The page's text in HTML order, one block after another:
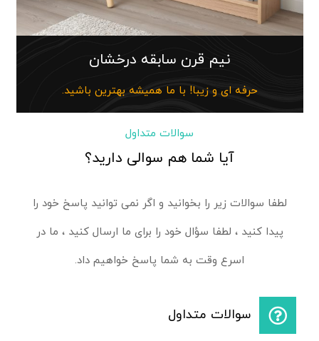
نیم قرن سابقه درخشان
حرفه ای و زیبا! با ما همیشه بهترین باشید.
سوالات متداول
آیا شما هم سوالی دارید؟
لطفا سوالات زیر را بخوانید و اگر نمی توانید پاسخ خود را
پیدا کنید ، لطفا سؤال خود را برای ما ارسال کنید ، ما در
اسرع وقت به شما پاسخ خواهیم داد.
سوالات متداول